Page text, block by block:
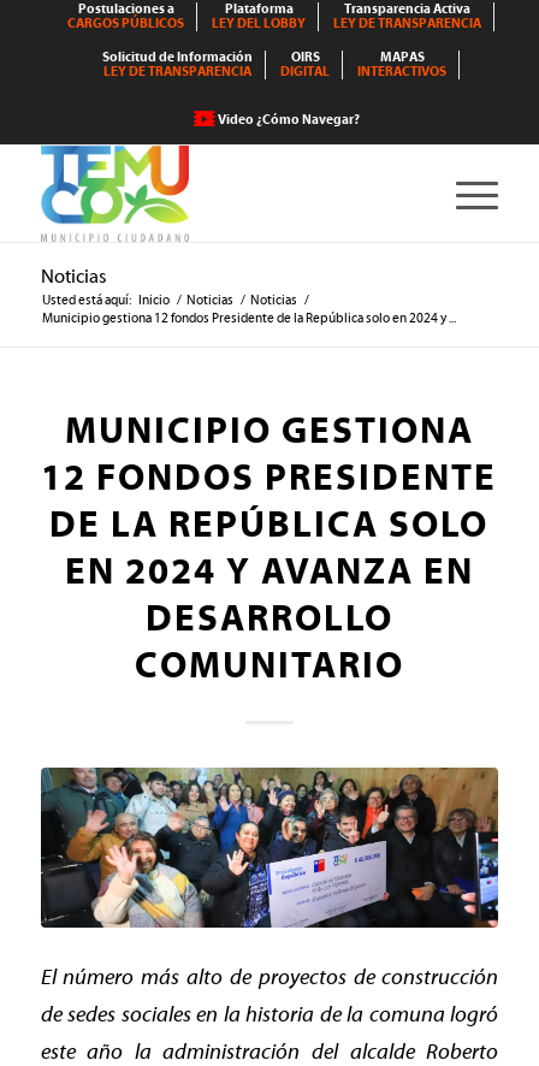
Postulaciones a
CARGOS PÚBLICOS
Plataforma
LEY DEL LOBBY
Transparencia Activa
LEY DE TRANSPARENCIA
Solicitud de Información
LEY DE TRANSPARENCIA
OIRS
DIGITAL
MAPAS
INTERACTIVOS
Video ¿Cómo Navegar?
Noticias
Usted está aquí: Inicio / Noticias / Noticias /
Municipio gestiona 12 fondos Presidente de la República solo en 2024 y ...
MUNICIPIO GESTIONA
12 FONDOS PRESIDENTE
DE LA REPÚBLICA SOLO
EN 2024 Y AVANZA EN
DESARROLLO
COMUNITARIO
El número más alto de proyectos de construcción
de sedes sociales en la historia de la comuna logró
este año la administración del alcalde Roberto